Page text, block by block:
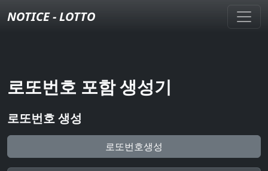
NOTICE - LOTTO
로또번호 포함 생성기
로또번호 생성
로또번호생성